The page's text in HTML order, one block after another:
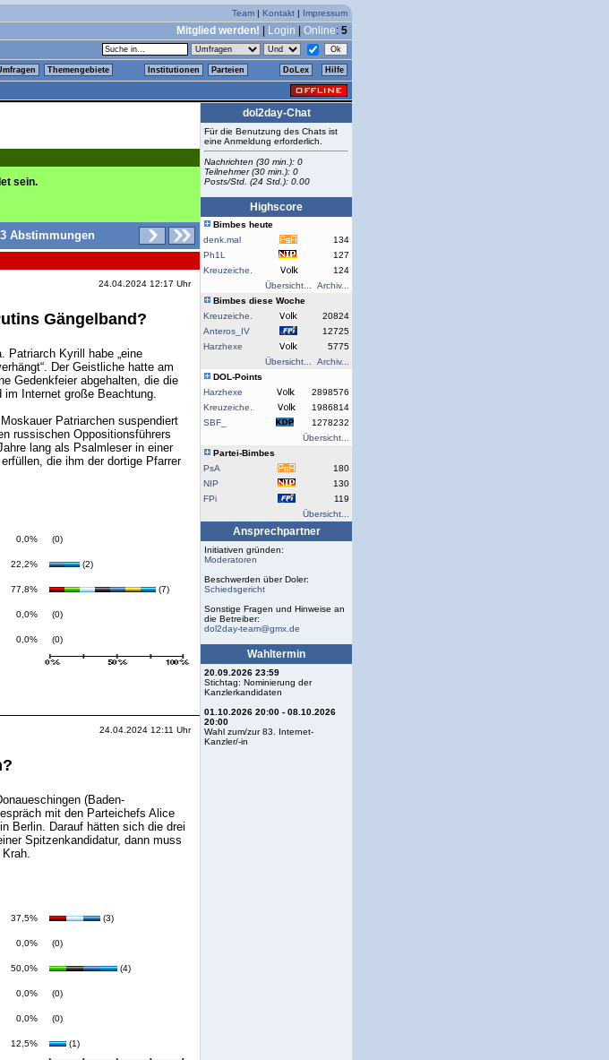
Team | Kontakt | Impressum
Mitglied werden! Login Online: 5
Themengebiete Institutionen Parteien DoLex Hilfe
sein.
Abstimmungen
24.04.2024 12:17 Uhr
Gängelband?
Patriarch Kyrill habe „eine
Der Geistliche hatte am
Gedenkfeier abgehalten, die die
Internet große Beachtung.
Patriarchen suspendiert
russischen Oppositionsführers
lang als Psalmleser in einer
die ihm der dortige Pfarrer
0,0% (0)
22,2% (2)
77,8% (7)
0,0% (0)
0,0% (0)
24.04.2024 12:11 Uhr
(Baden-
mit den Parteichefs Alice
Berlin. Darauf hätten sich die drei
Spitzenkandidatur, dann muss
37,5% (3)
0,0% (0)
50,0% (4)
0,0% (0)
0,0% (0)
12,5% (1)
dol2day-Chat
Für die Benutzung des Chats ist
eine Anmeldung erforderlich.
Nachrichten (30 min.): 0
Teilnehmer (30 min.): 0
Posts/Std. (24 Std.): 0.00
Highscore
Bimbes heute
denk.mal
134
Ph1L
127
Kreuzeiche.
124
Übersicht...
Archiv...
Bimbes diese Woche
Kreuzeiche.
20824
Anteros_IV
12725
Harzhexe
5775
Übersicht...
Archiv...
DOL-Points
Harzhexe
2898576
Kreuzeiche.
1986814
SBF_
1278232
Übersicht...
Partei-Bimbes
PsA
180
NIP
130
FPi
119
Übersicht...
Ansprechpartner
Initiativen gründen:
Moderatoren
Beschwerden über Doler:
Schiedsgericht
Sonstige Fragen und Hinweise an
die Betreiber:
dol2day-team@gmx.de
Wahltermin
20.09.2026 23:59
Stichtag: Nominierung der
Kanzlerkandidaten
01.10.2026 20:00 - 08.10.2026
20:00
Wahl zum/zur 83. Internet-
Kanzler/-in